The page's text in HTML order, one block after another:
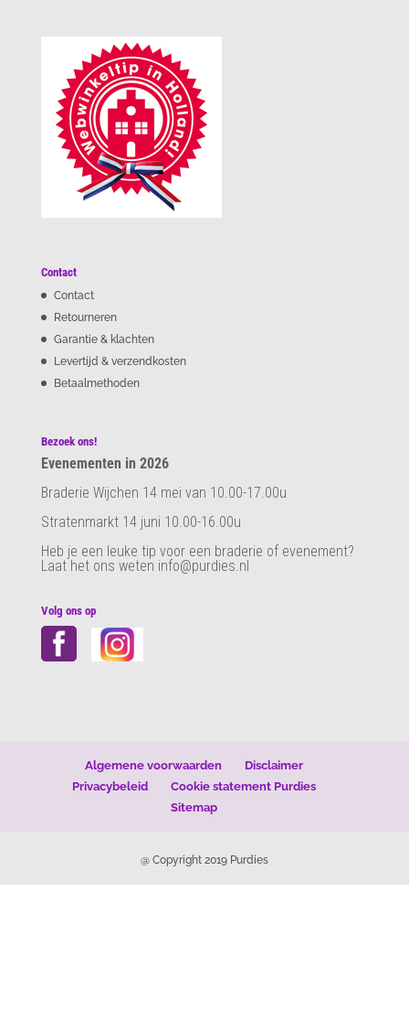
Contact
Contact
Retourneren
Garantie & klachten
Levertijd & verzendkosten
Betaalmethoden
Bezoek ons!
Evenementen in 2026
Braderie Wijchen 14 mei van 10.00-17.00u
Stratenmarkt 14 juni 10.00-16.00u
Heb je een leuke tip voor een braderie of evenement?
Laat het ons weten info@purdies.nl
Volg ons op
Algemene voorwaarden
Disclaimer
Privacybeleid
Cookie statement Purdies
Sitemap
@ Copyright 2019 Purdies